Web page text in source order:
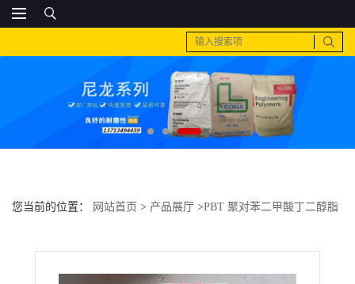
您当前的位置： 网站首页 > 产品展厅 >PBT 聚对苯二甲酸丁二醇脂